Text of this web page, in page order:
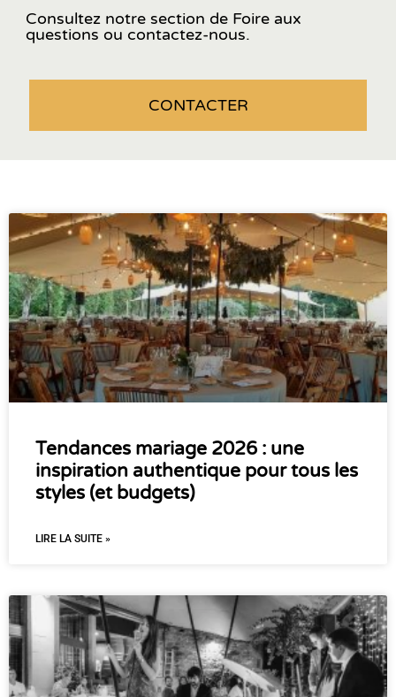
Consultez notre section de Foire aux
questions ou contactez-nous.
CONTACTER
Tendances mariage 2026 : une
inspiration authentique pour tous les
styles (et budgets)
LIRE LA SUITE »